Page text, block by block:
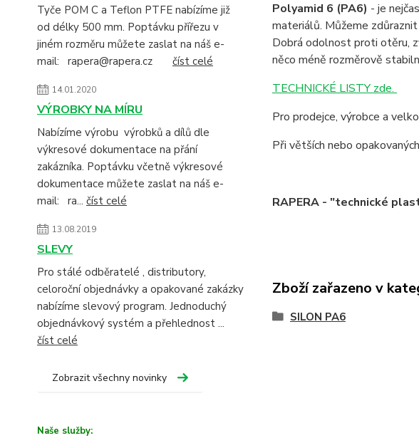
Tyče POM C a Teflon PTFE nabízíme již
od délky 500 mm. Poptávku přířezu v
jiném rozměru můžete zaslat na náš e-
mail: rapera@rapera.cz číst celé
14.01.2020
VÝROBKY NA MÍRU
Nabízíme výrobu výrobků a dílů dle
výkresové dokumentace na přání
zakázníka. Poptávku včetně výkresové
dokumentace můžete zaslat na náš e-
mail: ra... číst celé
13.08.2019
SLEVY
Pro stálé odběratelé , distributory,
celoroční objednávky a opakované zakázky
nabízíme slevový program. Jednoduchý
objednávkový systém a přehlednost ...
číst celé
Zobrazit všechny novinky
Naše služby:
Polyamid 6 (PA6) - je
materiálů. Můžeme
Dobrá odolnost proti otěru,
něco méně rozměrově
TECHNICKÉ LISTY zde.
Pro prodejce, výrobce a
Při větších nebo
RAPERA - "technické
Zboží zařazeno v
SILON PA6